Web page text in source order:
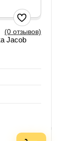
(0 отзывов)
Jacob